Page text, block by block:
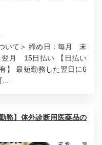
いて＞ 締め日：毎月 末
翌月 15日払い 【日払い
】 最短勤務した翌日に6
務】体外診断用医薬品の